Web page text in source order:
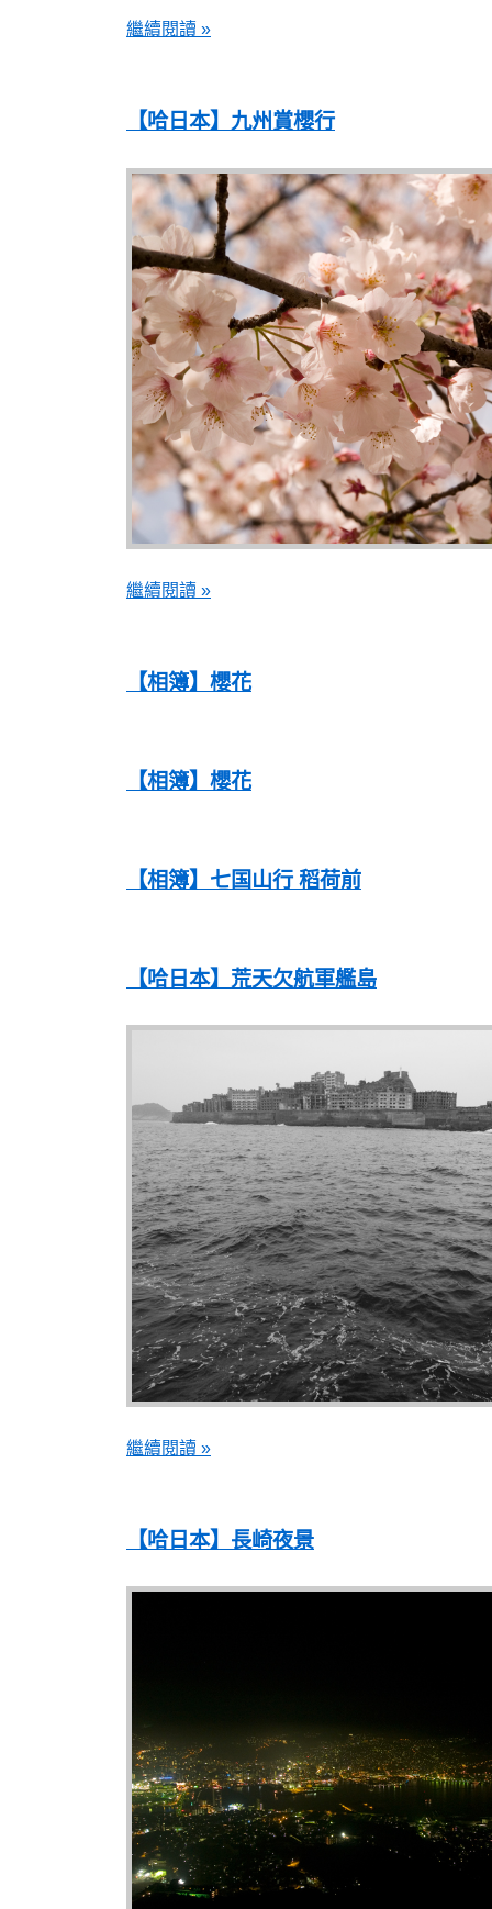
繼續閱讀 »
【哈日本】九州賞櫻行
繼續閱讀 »
【相簿】櫻花
【相簿】櫻花
【相簿】七国山行 稻荷前
【哈日本】荒天欠航軍艦島
繼續閱讀 »
【哈日本】長崎夜景